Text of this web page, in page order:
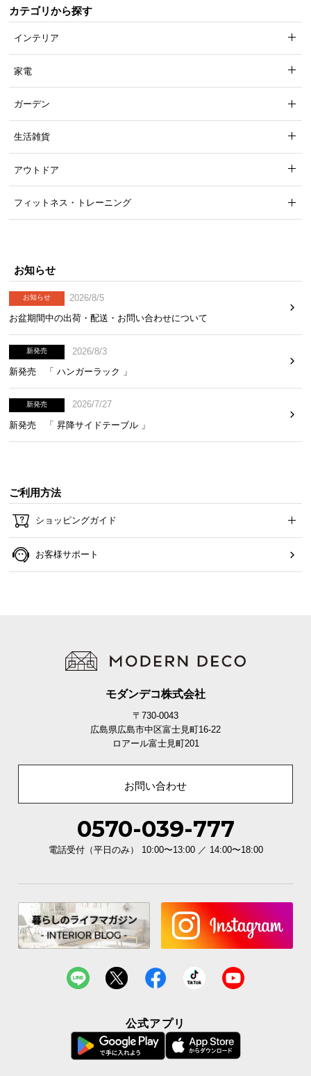
脚の高さは約26cm。床掃除がしやすく、カゴ等を使
カラーバリエーション
ホワイト
商品サイズ
※単位は「センチメートル」になります
奥行き 高さ
カテゴリから探す
インテリア
家電
ガーデン
生活雑貨
アウトドア
フィットネス・トレーニング
お知らせ
お知らせ
2026/8/5
お盆期間中の出荷・配送・お問い合わせについて
新発売
2026/8/3
新発売 「 ハンガーラック 」
新発売
2026/7/27
新発売 「 昇降サイドテーブル 」
ご利用方法
ショッピングガイド
お客様サポート
モダンデコ株式会社
〒730-0043
広島県広島市中区富士見町16-22
ロアール富士見町201
お問い合わせ
0570-039-777
電話受付（平日のみ） 10:00〜13:00 ／ 14:00〜18:00
公式アプリ